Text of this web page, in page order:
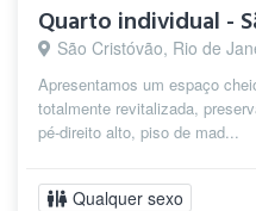
Quarto individual -
São Cristóvão, Rio de
Apresentamos um espaço
totalmente revitalizada,
pé-direito alto, piso de mad...
Qualquer sexo